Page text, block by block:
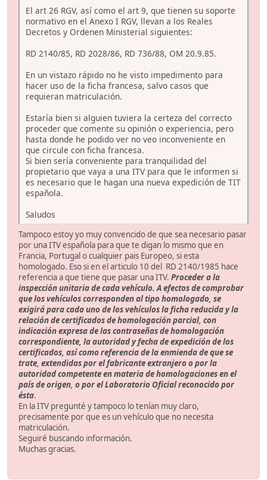
El art 26 RGV, así como el art 9, que tienen su soporte
normativo en el Anexo I RGV, llevan a los Reales
Decretos y Ordenen Ministerial siguientes:
RD 2140/85, RD 2028/86, RD 736/88, OM 20.9.85.
En un vistazo rápido no he visto impedimento para
hacer uso de la ficha francesa, salvo casos que
requieran matriculación.
Estaría bien si alguien tuviera la certeza del correcto
proceder que comente su opinión o experiencia, pero
hasta donde he podido ver no veo inconveniente en
que circule con ficha francesa.
Si bien sería conveniente para tranquilidad del
propietario que vaya a una ITV para que le informen si
es necesario que le hagan una nueva expedición de TIT
española.
Saludos
Tampoco estoy yo muy convencido de que sea necesario pasar
por una ITV española para que te digan lo mismo que en
Francia, Portugal o cualquier pais Europeo, si esta
homologado. Eso si en el articulo 10 del RD 2140/1985 hace
referencia a que tiene que pasar una ITV. Proceder a la
inspección unitaria de cada vehículo. A efectos de comprobar
que los vehículos corresponden al tipo homologado, se
exigirá para cada uno de los vehículos la ficha reducida y la
relación de certificados de homologación parcial, con
indicación expresa de las contraseñas de homologación
correspondiente, la autoridad y fecha de expedición de los
certificados, así como referencia de la enmienda de que se
trate, extendidas por el fabricante extranjero o por la
autoridad competente en materia de homologaciones en el
país de origen, o por el Laboratorio Oficial reconocido por
ésta.
En la ITV pregunté y tampoco lo tenían muy claro,
precisamente por que es un vehículo que no necesita
matriculación.
Seguiré buscando información.
Muchas gracias.